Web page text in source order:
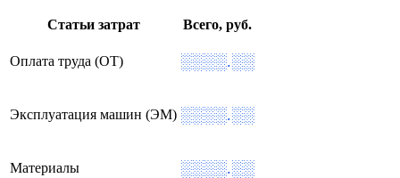
Статьи затрат Всего, руб.
Оплата труда (ОТ) ░░░░.░░
Эксплуатация машин (ЭМ) ░░░░.░░
Материалы ░░░░.░░